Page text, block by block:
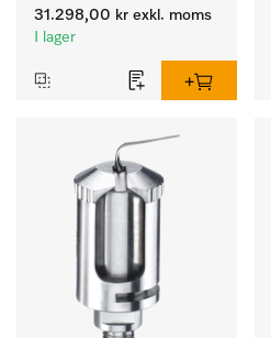
31.298,00 kr exkl. moms
I lager